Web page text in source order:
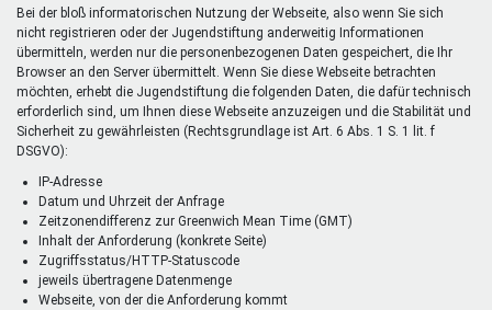
Bei der bloß informatorischen Nutzung der Webseite, also wenn Sie sich
nicht registrieren oder der Jugendstiftung anderweitig Informationen
übermitteln, werden nur die personenbezogenen Daten gespeichert, die Ihr
Browser an den Server übermittelt. Wenn Sie diese Webseite betrachten
möchten, erhebt die Jugendstiftung die folgenden Daten, die dafür technisch
erforderlich sind, um Ihnen diese Webseite anzuzeigen und die Stabilität und
Sicherheit zu gewährleisten (Rechtsgrundlage ist Art. 6 Abs. 1 S. 1 lit. f
DSGVO):
IP-Adresse
Datum und Uhrzeit der Anfrage
Zeitzonendifferenz zur Greenwich Mean Time (GMT)
Inhalt der Anforderung (konkrete Seite)
Zugriffsstatus/HTTP-Statuscode
jeweils übertragene Datenmenge
Webseite, von der die Anforderung kommt